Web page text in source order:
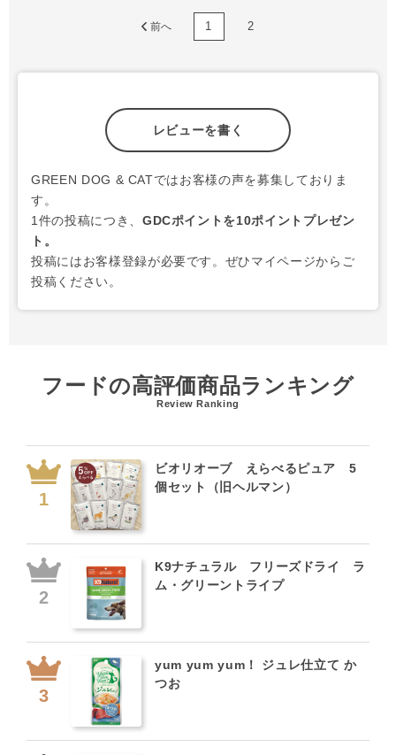
前へ 1 2
レビューを書く
GREEN DOG & CATではお客様の声を募集しておりま
す。
1件の投稿につき、 GDCポイントを10ポイントプレゼン
ト。
投稿にはお客様登録が必要です。ぜひマイページからご
投稿ください。
フードの高評価商品ランキング
Review Ranking
ビオリオーブ えらべるピュア 5
個セット（旧ヘルマン）
K9ナチュラル フリーズドライ ラ
ム・グリーントライプ
yum yum yum！ ジュレ仕立て か
つお